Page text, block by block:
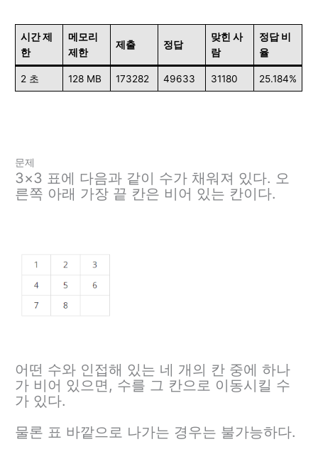
시간 제
한
메모리
제한
제출 정답
맞힌 사
람
정답 비
율
2 초 128 MB 173282 49633 31180 25.184%
문제
3×3 표에 다음과 같이 수가 채워져 있다. 오
른쪽 아래 가장 끝 칸은 비어 있는 칸이다.
어떤 수와 인접해 있는 네 개의 칸 중에 하나
가 비어 있으면, 수를 그 칸으로 이동시킬 수
가 있다.
물론 표 바깥으로 나가는 경우는 불가능하다.